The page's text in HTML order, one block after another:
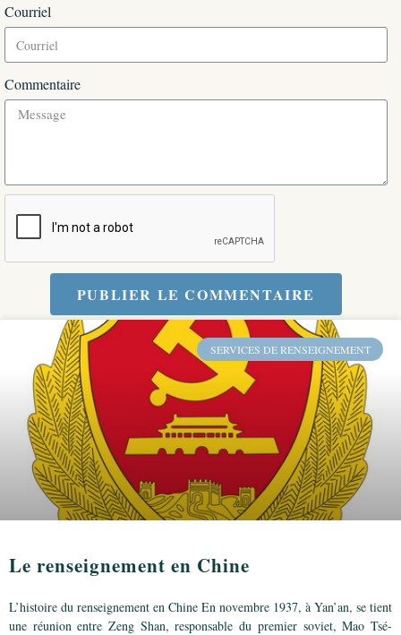
SERVICES DE RENSEIGNEMENT
Le renseignement en Chine
L’histoire du renseignement en Chine En novembre 1937, à Yan’an, se tient
une réunion entre Zeng Shan, responsable du premier soviet, Mao Tsé-
Courriel
Commentaire
PUBLIER LE COMMENTAIRE